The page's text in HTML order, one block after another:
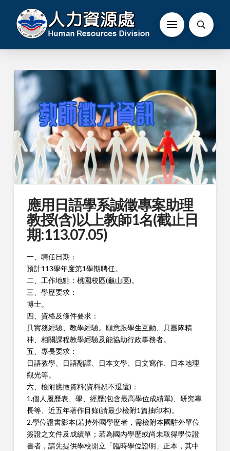
應用日語學系誠徵專案助理
教授(含)以上教師1名(截止日
期:113.07.05)
一、聘任日期：
預計113學年度第1學期聘任。
二、工作地點：桃園校區(龜山區)。
三、學歷要求：
博士。
四、資格及條件要求：
具實務經驗、教學經驗。願意跟學生互動、具團隊精
神、相關課程教學經驗及能協助行政事務者。
五、專長要求：
日語教學、日語翻譯、日本文學、日文寫作、日本地理
觀光等。
六、檢附應徵資料(資料恕不退還)：
1.個人履歷表、學、經歷(包含最高學位成績單)、研究專
長等、近五年著作目錄(請最少檢附1篇抽印本)。
2.學位證書影本(若持外國學歷者，需檢附本國駐外單位
簽證之文件及成績單；若為國內學歷或尚未取得學位證
書者，請先提供學校開立「臨時學位證明」正本，其中